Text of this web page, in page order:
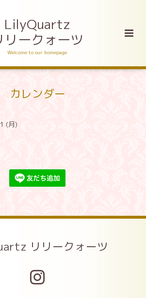
LilyQuartz
リークォーツ
Welcome to our homepage
カレンダー
(月)
リリークォーツ